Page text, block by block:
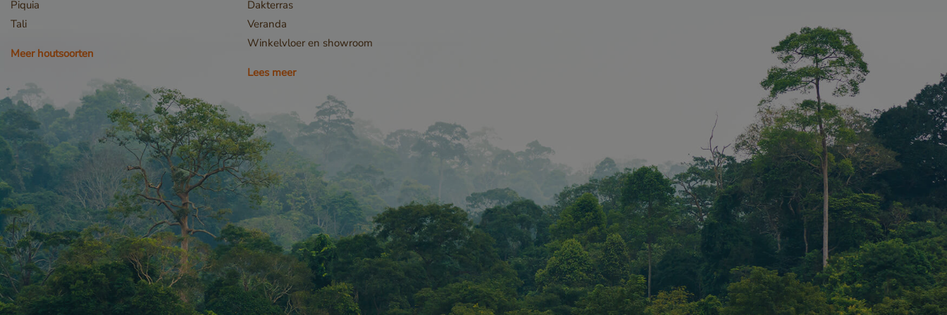
Piquia
Tali
Meer houtsoorten
Dakterras
Veranda
Winkelvloer en showroom
Lees meer
_csrf
www.cavotec.com
www.vandenberghardhout.com
om cross-site verzoek
vervalsing (CSRF)
aanvallen te voorkomen,
ervoor te zorgen dat
alleen de legitieme
gebruiker formulieren en
gegevensverzoeken op de
website kan indienen.
Google Privacy Policy